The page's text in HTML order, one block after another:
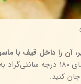
را داخل قیف با
کنید.